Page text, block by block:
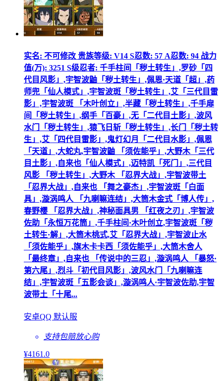
实名: 不可修改 贵族等级: V14 S忍数: 57 A忍数: 94 战力
值(万): 3251 S级忍者: 千手柱间「秽土转生」,罗砂「四
代目风影」,宇智波鼬「秽土转生」,佩恩·天道「超」,药
师兜「仙人模式」,宇智波斑「秽土转生」,艾「三代目雷
影」,宇智波斑 「木叶创立」,半藏「秽土转生」,千手扉
间「秽土转生」,纲手「百豪」,无「二代目土影」,波风
水门「秽土转生」,猿飞日斩「秽土转生」,长门「秽土转
生」,艾「四代目雷影」,鬼灯幻月「二代目水影」,佩恩
「天道」,大蛇丸,宇智波鼬 「须佐能乎」,大野木「三代
目土影」,自来也「仙人模式」,迈特凯「死门」,三代目
风影 「秽土转生」,大野木 「忍界大战」,宇智波带土
「忍界大战」,自来也 「舞之豪杰」,宇智波斑「白面
具」,漩涡鸣人 「九喇嘛连结」,大筒木金式「博人传」,
春野樱 「忍界大战」,神秘面具男 「红夜之刃」,宇智波
佐助「永恒万花筒」,千手柱间·木叶创立,宇智波斑「秽
土转生·解」,大筒木桃式,艾「忍界大战」,宇智波止水
「须佐能乎」,旗木卡卡西「须佐能乎」,大筒木舍人
「最终章」,自来也 「传说中的三忍」,漩涡鸣人 「暴怒·
第六尾」,烈斗「初代目风影」,波风水门「九喇嘛连
结」,宇智波斑「五影会谈」,漩涡鸣人·宇智波佐助,宇智
波带土「十尾...
安卓QQ 默认服
支持包赔放心购
¥4161 .0